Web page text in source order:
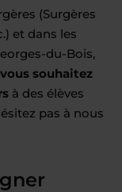
(Surgères
et dans les
du-Bois,
vous souhaitez
à des élèves
pas à nous